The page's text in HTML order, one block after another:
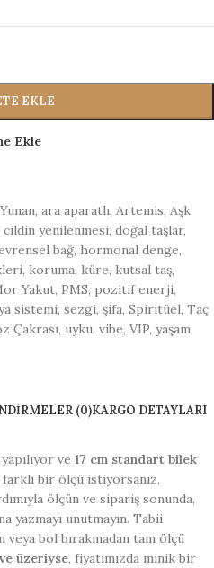
EKLE
Ekle
, ara aparatlı, Artemis, Aşk
cildin yenilenmesi, doğal taşlar,
bağ, hormonal denge,
, koruma, küre, kutsal taş,
Yakut, PMS, pozitif enerji,
sistemi, sezgi, şifa, Spiritüel, Taç
Çakrası, uyku, vibe, VIP, yaşam,
(0)KARGO DETAYLARI
ve 17 cm standart bilek
bir ölçü istiyorsanız,
ölçün ve sipariş sonunda,
yazmayı unutmayın. Tabii
bol bırakmadan tam ölçü
üzeriyse, fiyatımızda minik bir